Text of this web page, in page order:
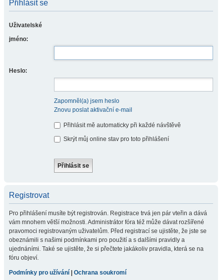
Přihlásit se
Uživatelské
jméno:
Heslo:
Zapomněl(a) jsem heslo
Znovu poslat aktivační e-mail
Přihlásit mě automaticky při každé návštěvě
Skrýt můj online stav pro toto přihlášení
Registrovat
Pro přihlášení musíte být registrován. Registrace trvá jen pár vteřin a dává
vám mnohem větší možnosti. Administrátor fóra též může dávat rozšířené
pravomoci registrovaným uživatelům. Před registrací se ujistěte, že jste se
obeznámili s našimi podmínkami pro použití a s dalšími pravidly a
ujednáními. Také se ujistěte, že si přečtete jakákoliv pravidla, která se na
fóru objeví.
Podmínky pro užívání Ochrana soukromí